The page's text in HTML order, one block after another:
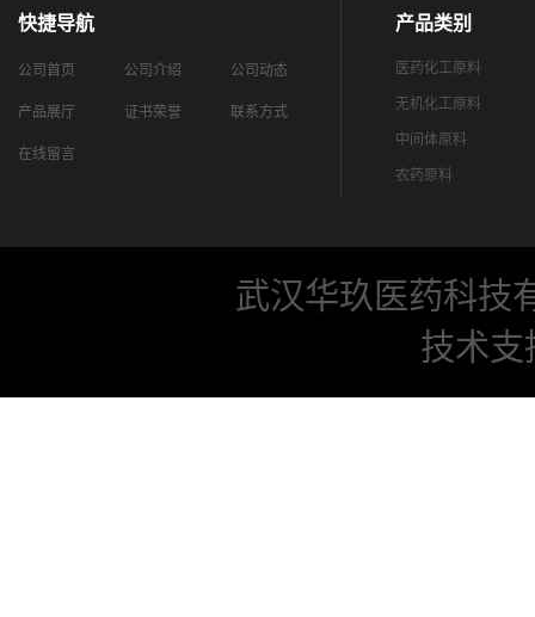
快捷导航
公司首页 公司介绍 公司动态
产品展厅 证书荣誉 联系方式
在线留言
产品类别
医药化工原料
无机化工原料
中间体原料
农药原料
武汉华玖医药科技
技术